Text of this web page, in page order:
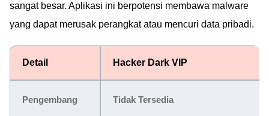
sangat besar. Aplikasi ini berpotensi membawa malware
yang dapat merusak perangkat atau mencuri data pribadi.
Detail Hacker Dark VIP
Pengembang Tidak Tersedia